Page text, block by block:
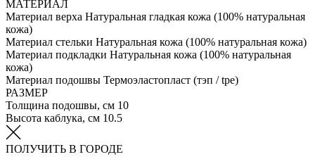
МАТЕРИАЛ
Материал верха Натуральная гладкая кожа (100% натуральная
кожа)
Материал стельки Натуральная кожа (100% натуральная кожа)
Материал подкладки Натуральная кожа (100% натуральная
кожа)
Материал подошвы Термоэластопласт (тэп / tpe)
РАЗМЕР
Толщина подошвы, см 10
Высота каблука, см 10.5
ПОЛУЧИТЬ В ГОРОДЕ